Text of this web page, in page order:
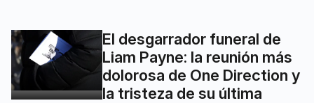
El desgarrador funeral de
Liam Payne: la reunión más
dolorosa de One Direction y
la tristeza de su última